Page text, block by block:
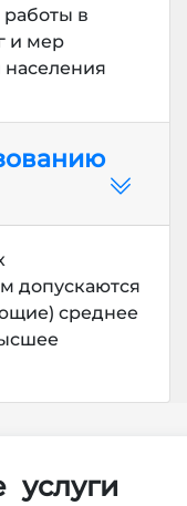
работы в
и мер
допускаются
среднее
услуги